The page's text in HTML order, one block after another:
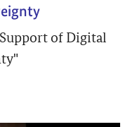
of Digital